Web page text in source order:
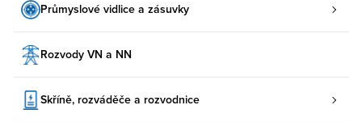
Průmyslové vidlice a zásuvky
Rozvody VN a NN
Skříně, rozváděče a rozvodnice